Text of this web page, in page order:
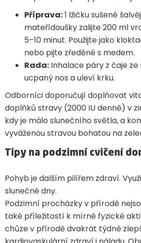
Příprava:1 lžičku sušené
mateřídoušky zalijte 200 ml
5–10 minut. Použijte jako
nebo pijte zředěné s medem.
Rada: Inhalace páry z čaje ze
ucpaný nos a uleví krku.
Odborníci doporučují doplňovat
doplňků stravy (2000 IU denně) v
kdy je málo slunečního světla, a
vyváženou stravou bohatou na
Tipy na podzimní cvičení
Pohyb je dalším pilířem zdraví.
slunečné dny.
Podzimní procházky v přírodě
také příležitostí k mírné fyzické
chůze v přírodě dvakrát týdně